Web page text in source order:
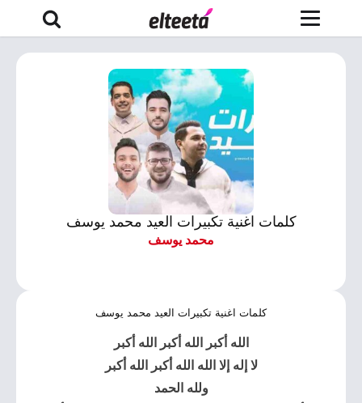
كلمات اغنية تكبيرات العيد محمد يوسف
محمد يوسف
كلمات اغنية تكبيرات العيد محمد يوسف
الله أكبر الله أكبر الله أكبر
لا إله إلا الله الله أكبر الله أكبر
ولله الحمد